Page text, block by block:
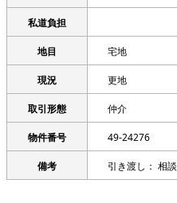
私道負担
地目 宅地
現況 更地
取引形態 仲介
物件番号 49-24276
備考 引き渡し： 相談